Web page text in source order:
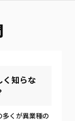
く知らな
多くが異業種の